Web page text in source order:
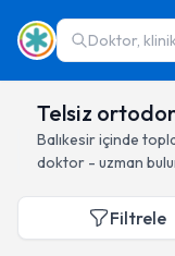
Doktor,
Telsiz
Balıkesiriçinde
doktor - uzman
Filtrele